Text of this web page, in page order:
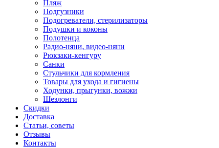
Пляж
Подгузники
Подогреватели, стерилизаторы
Подушки и коконы
Полотенца
Радио-няни, видео-няни
Рюкзаки-кенгуру
Санки
Стульчики для кормления
Товары для ухода и гигиены
Ходунки, прыгунки, вожжи
Шезлонги
Скидки
Доставка
Статьи, советы
Отзывы
Контакты